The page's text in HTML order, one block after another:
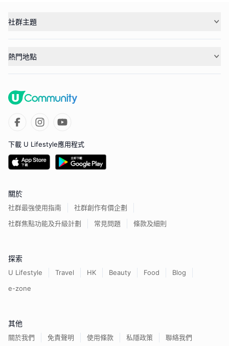
社群主題
熱門地點
下載 U Lifestyle應用程式
關於
社群最強使用指南
社群創作有價企劃
社群焦點功能及升級計劃
常見問題 條款及細則
探索
U Lifestyle Travel HK Beauty Food
Blog
e-zone
其他
關於我們 免責聲明 使用條款 私隱政策 聯絡我們